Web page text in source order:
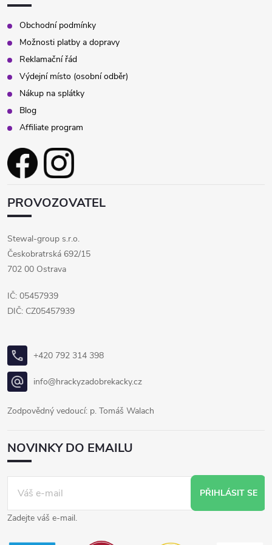
v
ý
p
i
s
u
Obchodní podmínky
Možnosti platby a dopravy
Reklamační řád
Výdejní místo (osobní odběr)
Nákup na splátky
Blog
Affiliate program
PROVOZOVATEL
Stewal-group s.r.o.
Českobratrská 692/15
702 00 Ostrava
IČ: 05457939
DIČ: CZ05457939
+420 792 314 398
info@hrackyzadobrekacky.cz
Zodpovědný vedoucí: p. Tomáš Walach
NOVINKY DO EMAILU
PŘIHLÁSIT SE
Zadejte váš e-mail.